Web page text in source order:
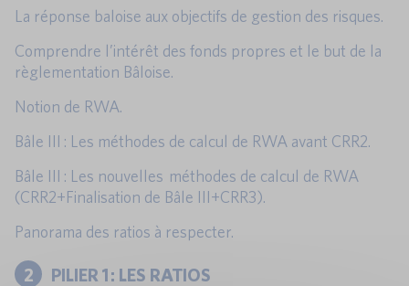
La réponse baloise aux objectifs de gestion des risques.
Comprendre l’intérêt des fonds propres et le but de la
règlementation Bâloise.
Notion de RWA.
Bâle III : Les méthodes de calcul de RWA avant CRR2.
Bâle III : Les nouvelles méthodes de calcul de RWA
(CRR2+Finalisation de Bâle III+CRR3).
Panorama des ratios à respecter.
2 PILIER 1 : LES RATIOS